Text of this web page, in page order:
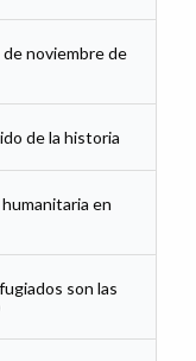
noviembre de
de la historia
en
son las